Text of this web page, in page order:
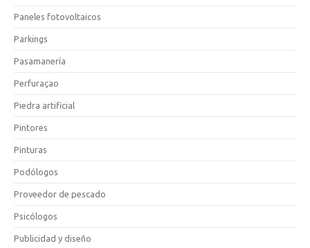
Paneles fotovoltaicos
Parkings
Pasamanería
Perfuraçao
Piedra artificial
Pintores
Pinturas
Podólogos
Proveedor de pescado
Psicólogos
Publicidad y diseño